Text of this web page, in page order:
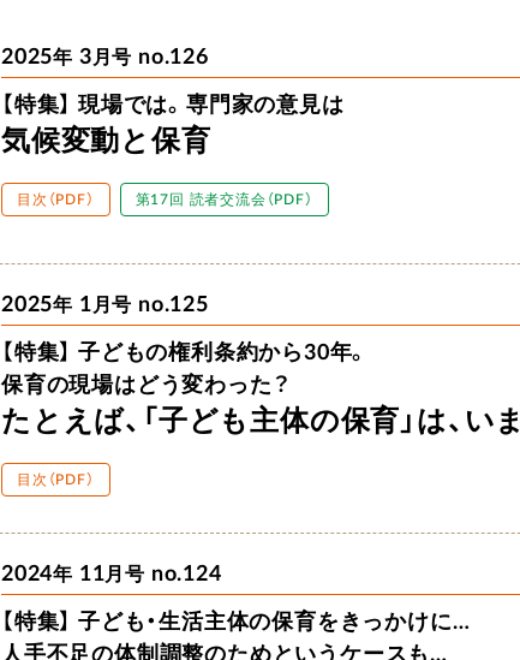
2025年 3 月号 no.126
【特集】 現場では。専門家の意見は
気候変動と保育
目次（PDF） 第17回 読者交流会（PDF）
2025年 1 月号 no.125
【特集】 子どもの権利条約から30年。
保育の現場はどう変わった？
たとえば、「子ども主体の保育」は、いま
目次（PDF）
2024年 11月号 no.124
【特集】 子ども・生活主体の保育を きっかけに…
人手不足の体制調整のため というケースも…